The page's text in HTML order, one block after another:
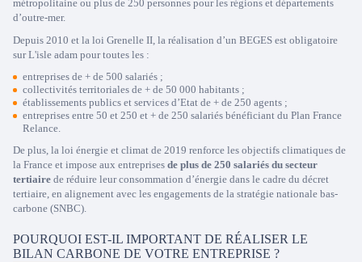
métropolitaine ou plus de 250 personnes pour les régions et départements
d’outre-mer.
Depuis 2010 et la loi Grenelle II, la réalisation d’un BEGES est obligatoire
sur L'isle adam pour toutes les :
entreprises de + de 500 salariés ;
collectivités territoriales de + de 50 000 habitants ;
établissements publics et services d’Etat de + de 250 agents ;
entreprises entre 50 et 250 et + de 250 salariés bénéficiant du Plan France
Relance.
De plus, la loi énergie et climat de 2019 renforce les objectifs climatiques de
la France et impose aux entreprises de plus de 250 salariés du secteur
tertiaire de réduire leur consommation d’énergie dans le cadre du décret
tertiaire, en alignement avec les engagements de la stratégie nationale bas-
carbone (SNBC).
POURQUOI EST-IL IMPORTANT DE RÉALISER LE
BILAN CARBONE DE VOTRE ENTREPRISE ?